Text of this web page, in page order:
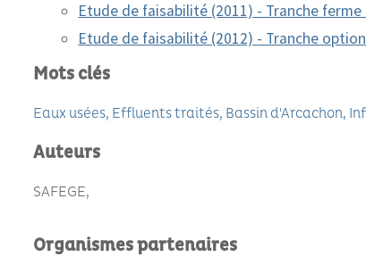
Etude de faisabilité (2011) - Tranche
Etude de faisabilité (2012) - Tranche
Mots clés
Eaux usées Effluents traités Bassin d'Arcachon
Auteurs
SAFEGE
Organismes partenaires